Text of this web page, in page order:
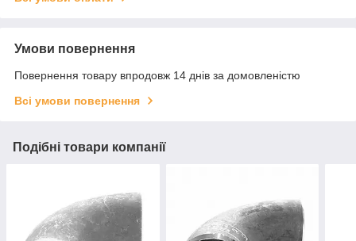
Умови повернення
Повернення товару впродовж 14 днів за домовленістю
Всі умови повернення
Подібні товари компанії